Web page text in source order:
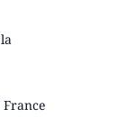
France